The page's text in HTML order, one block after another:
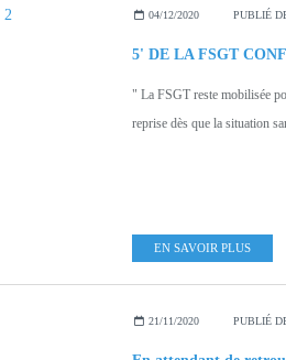
04/12/2020 PUBLIÉ
5' DE LA FSGT
" La FSGT reste mobilisée
reprise dès que la situation
EN SAVOIR PLUS
21/11/2020 PUBLIÉ